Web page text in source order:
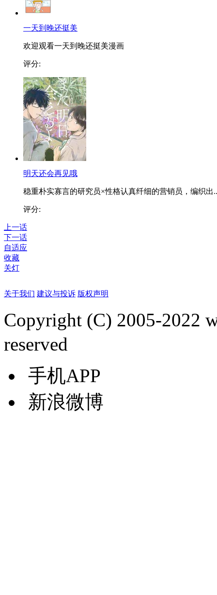
一天到晚还挺美
欢迎观看一天到晚还挺美漫画
评分:
明天还会再见哦
稳重朴实寡言的研究员×性格认真纤细的营销员，编织出
评分:
上一话
下一话
自适应
收藏
关灯
关于我们 建议与投诉 版权声明
Copyright (C) 2005-2022
reserved
手机APP
新浪微博